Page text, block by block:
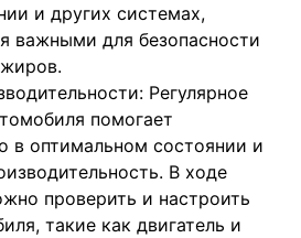
и других системах,
важными для безопасности
Регулярное
помогает
в оптимальном состоянии и
В ходе
проверить и настроить
такие как двигатель и